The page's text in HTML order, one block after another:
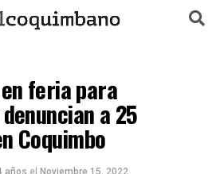
feria para
a 25
Coquimbo
años el Noviembre 15, 2022